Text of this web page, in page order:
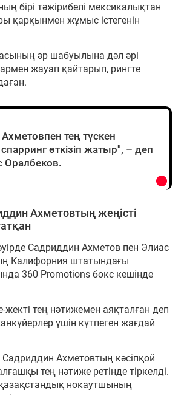
бірі тәжірибелі мексикалықтан
қарқынмен жұмыс істегенін
әр шабуылына дәл әрі
жауап қайтарып, рингте
тең түскен
өткізіп жатыр", – деп
Оралбеков.
Ахметовтың жеңісті
Садриддин Ахметов пен Элиас
Калифорния штатындағы
360 Promotions бокс кешінде
жекті тең нәтижемен аяқталған деп
үшін күтпеген жағдай
Садриддин Ахметовтың кәсіпқой
тең нәтиже ретінде тіркелді.
нокаутшының